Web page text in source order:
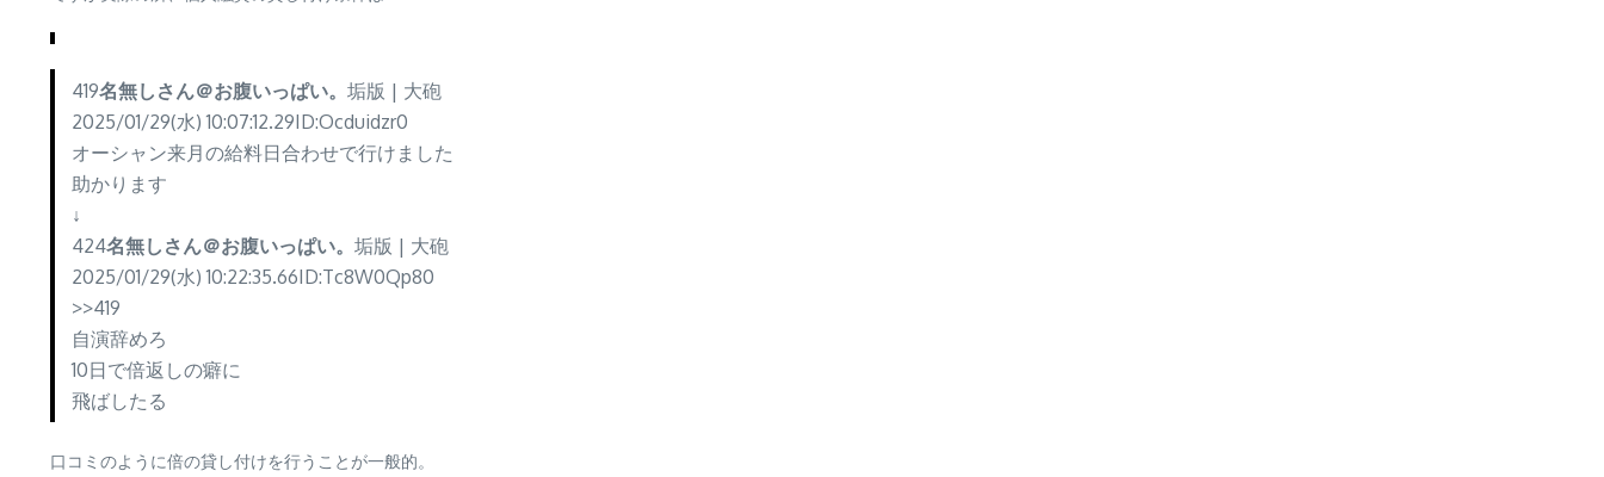
419名無しさん＠お腹いっぱい。 垢版 | 大砲
2025/01/29(水) 10:07:12.29ID:Ocduidzr0
オーシャン来月の給料日合わせで行けました
助かります
↓
424名無しさん＠お腹いっぱい。 垢版 | 大砲
2025/01/29(水) 10:22:35.66ID:Tc8W0Qp80
>>419
自演辞めろ
10日で倍返しの癖に
飛ばしたる
口コミのように倍の貸し付けを行うことが一般的。